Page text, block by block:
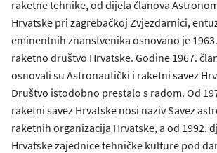
raketne tehnike, od dijela članova
Hrvatske pri zagrebačkoj Zvjezdarnici,
eminentnih znanstvenika osnovano je
raketno društvo Hrvatske. Godine 1967.
osnovali su Astronautički i raketni savez
Društvo istodobno prestalo s radom. Od
raketni savez Hrvatske nosi naziv Savez
raketnih organizacija Hrvatske, a od 1992.
Hrvatske zajednice tehničke kulture pod